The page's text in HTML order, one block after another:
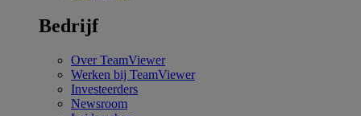
Bedrijf
Over TeamViewer
Werken bij TeamViewer
Investeerders
Newsroom